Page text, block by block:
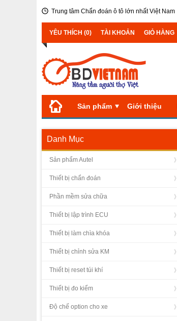
Trung tâm Chẩn đoán ô tô lớn nhất Việt Nam
YÊU THÍCH (0) TÀI KHOẢN GIỎ HÀNG
Sản phẩm Giới thiệu
Danh Mục
Sản phẩm Autel
Thiết bị chẩn đoán
Phần mềm sửa chữa
Thiết bị lập trình ECU
Thiết bị làm chìa khóa
Thiết bị chỉnh sửa KM
Thiết bị reset túi khí
Thiết bị đo kiểm
Độ chế option cho xe